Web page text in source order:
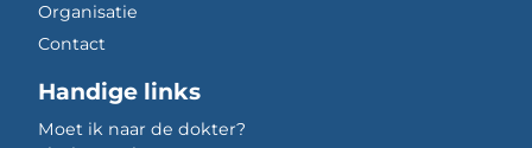
Organisatie
Contact
Handige links
Moet ik naar de dokter?